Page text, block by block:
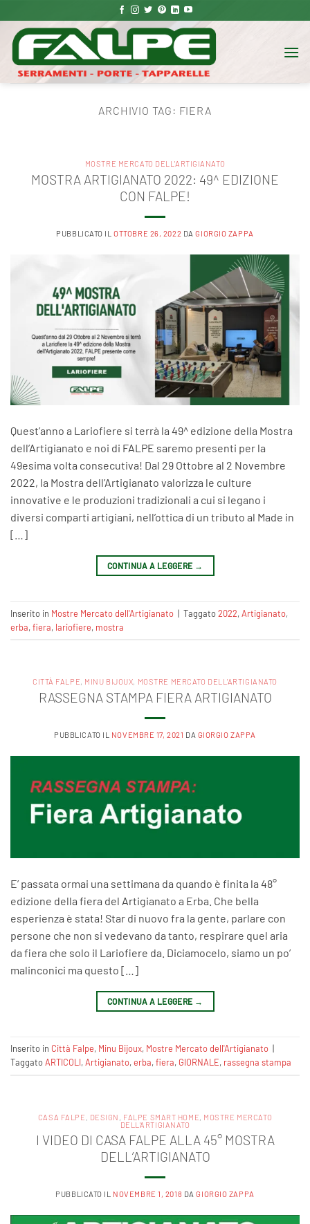
ai
contenuti
ARCHIVIO TAG: FIERA
MOSTRE MERCATO DELL'ARTIGIANATO
MOSTRA ARTIGIANATO 2022: 49^ EDIZIONE
CON FALPE!
PUBBLICATO ILOTTOBRE 26, 2022 DAGIORGIO ZAPPA
Quest’anno a Lariofiere si terrà la 49^ edizione della Mostra
dell’Artigianato e noi di FALPE saremo presenti per la
49esima volta consecutiva! Dal 29 Ottobre al 2 Novembre
2022, la Mostra dell’Artigianato valorizza le culture
innovative e le produzioni tradizionali a cui si legano i
diversi comparti artigiani, nell’ottica di un tributo al Made in
[…]
CONTINUA A LEGGERE →
Inserito in Mostre Mercato dell'Artigianato | Taggato2022,Artigianato,
erba,fiera, lariofiere‬, mostra
CITTÀ FALPE, MINU BIJOUX, MOSTRE MERCATO DELL'ARTIGIANATO
RASSEGNA STAMPA FIERA ARTIGIANATO
PUBBLICATO IL NOVEMBRE 17, 2021 DA GIORGIO ZAPPA
E’ passata ormai una settimana da quando è finita la 48°
edizione della fiera del Artigianato a Erba. Che bella
esperienza è stata! Star di nuovo fra la gente, parlare con
persone che non si vedevano da tanto, respirare quel aria
da fiera che solo il Lariofiere da. Diciamocelo, siamo un po’
malinconici ma questo […]
CONTINUA A LEGGERE →
Inserito in Città Falpe, Minu Bijoux, Mostre Mercato dell'Artigianato |
TaggatoARTICOLI,Artigianato,erba,fiera, GIORNALE, rassegna stampa
CASA FALPE , DESIGN , FALPE SMART HOME, MOSTRE MERCATO
DELL'ARTIGIANATO
I VIDEO DI CASA FALPE ALLA 45° MOSTRA
DELL’ARTIGIANATO
PUBBLICATO IL NOVEMBRE 1, 2018 DAGIORGIO ZAPPA